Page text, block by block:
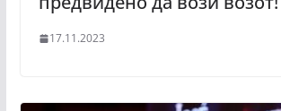
17.11.2023